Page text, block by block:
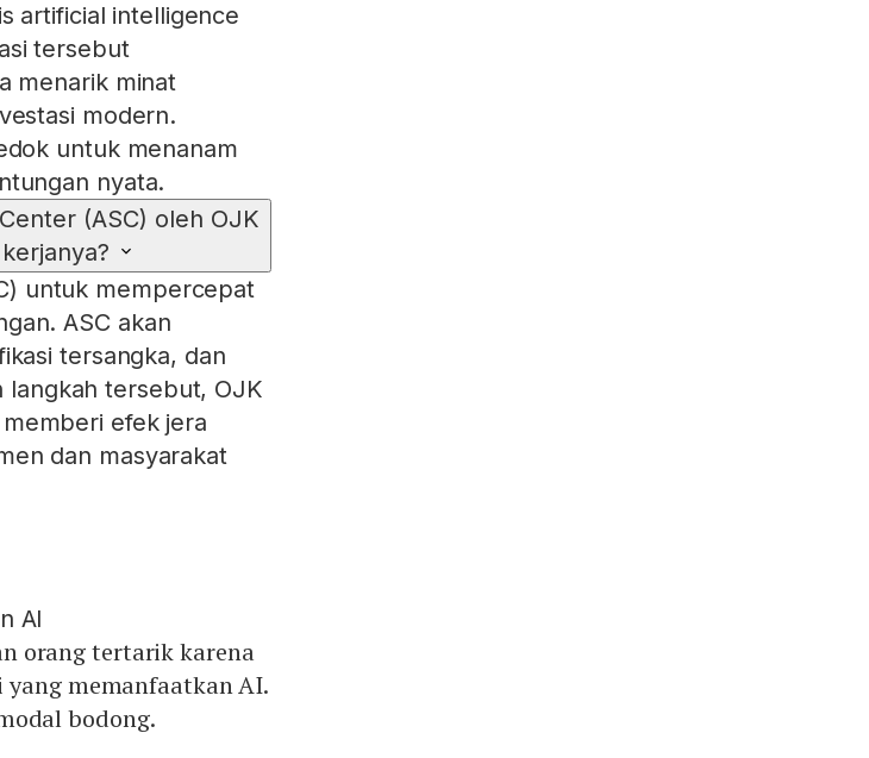
artificial intelligence
tersebut
menarik minat
modern.
untuk menanam
nyata.
(ASC) oleh OJK
untuk mempercepat
ASC akan
tersangka, dan
langkah tersebut, OJK
efek jera
dan masyarakat
AI
orang tertarik karena
memanfaatkan AI.
bodong.